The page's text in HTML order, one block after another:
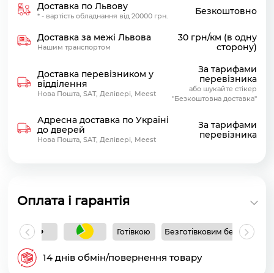
Доставка по Львову
* - вартість обладнання від 20000 грн. Безкоштовно
Доставка за межі Львова
Нашим транспортом
30 грн/км (в одну
сторону)
Доставка перевізником у
відділення
Нова Пошта, SAT, Делівері, Meest
За тарифами
перевізника
або шукайте стікер
"Безкоштовна доставка"
Адресна доставка по Україні
до дверей
Нова Пошта, SAT, Делівері, Meest
За тарифами
перевізника
Оплата і гарантія
Готівкою Безготівковим без ПДВ
14 днів обмін/повернення товару